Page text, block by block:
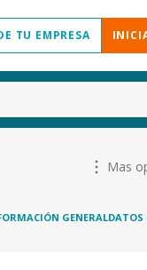
TU EMPRESA
Mas
GENERALDATOS